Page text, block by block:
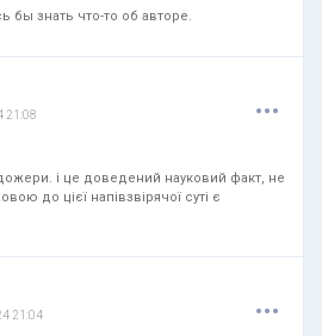
бы знать что-то об авторе.
21:08 ...
і це доведений науковий факт, не
до цієї напівзвірячої суті є
21:04 ...